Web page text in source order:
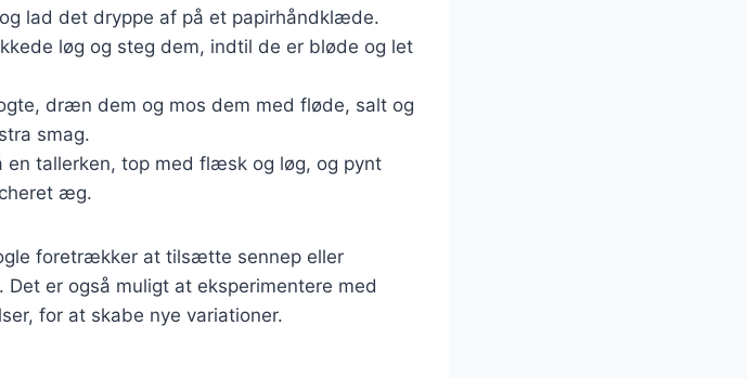
lad det dryppe af på et papirhåndklæde.
løg og steg dem, indtil de er bløde og let
dræn dem og mos dem med fløde, salt og
smag.
en tallerken, top med flæsk og løg, og pynt
æg.
foretrækker at tilsætte sennep eller
er også muligt at eksperimentere med
for at skabe nye variationer.